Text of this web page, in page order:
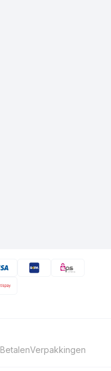
BetalenVerpakkingen